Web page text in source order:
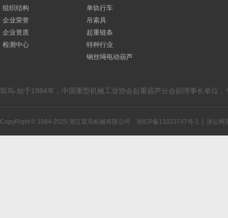
组织结构
企业荣誉
企业资质
检测中心
单轨行车
吊索具
起重链条
特种行业
钢丝绳电动葫芦
双鸟-始于1984年，中国重型机械工业协会起重葫芦分会副理事长单位
CopyRight © 1984-2025 浙江双鸟机械有限公司 浙ICP备11023747号-1 浙公网